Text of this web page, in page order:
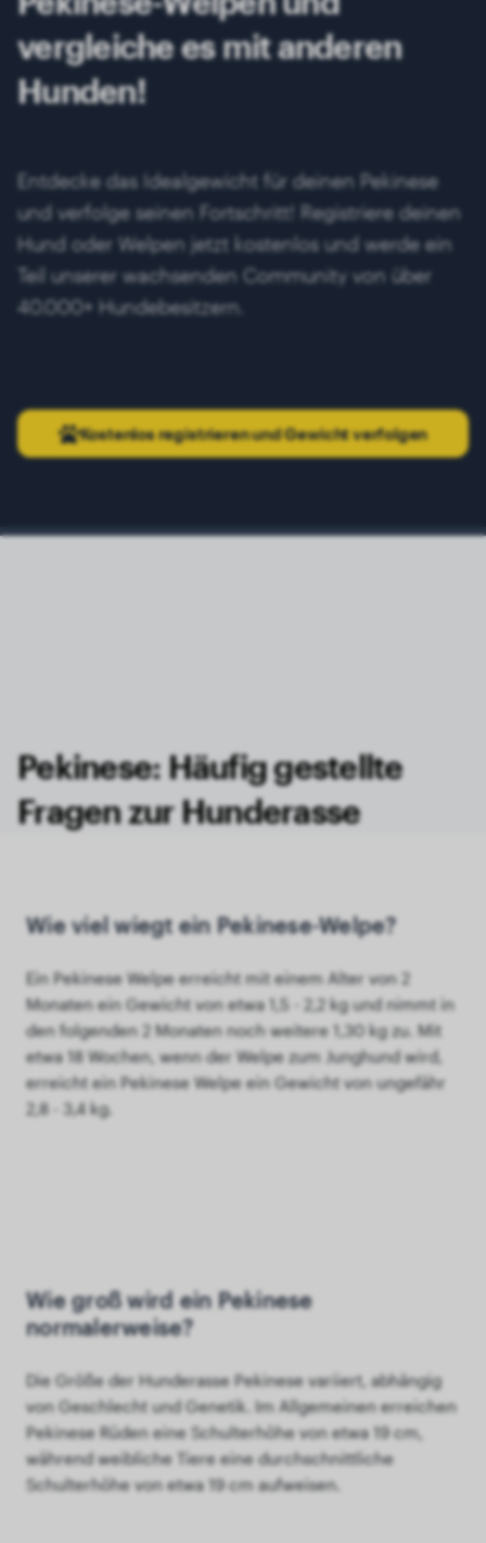
vergleiche es mit anderen
Hunden!
Entdecke das Idealgewicht für deinen Pekinese
und verfolge seinen Fortschritt! Registriere deinen
Hund oder Welpen jetzt kostenlos und werde ein
Teil unserer wachsenden Community von über
40.000+ Hundebesitzern.
Kostenlos registrieren und Gewicht verfolgen
Pekinese: Häufig gestellte
Fragen zur Hunderasse
Wie viel wiegt ein Pekinese-Welpe?
Ein Pekinese Welpe erreicht mit einem Alter von 2
Monaten ein Gewicht von etwa 1,5 - 2,2 kg und nimmt in
den folgenden 2 Monaten noch weitere 1,30 kg zu. Mit
etwa 18 Wochen, wenn der Welpe zum Junghund wird,
erreicht ein Pekinese Welpe ein Gewicht von ungefähr
2,8 - 3,4 kg.
Wie groß wird ein Pekinese
normalerweise?
Die Größe der Hunderasse Pekinese variiert, abhängig
von Geschlecht und Genetik. Im Allgemeinen erreichen
Pekinese Rüden eine Schulterhöhe von etwa 19 cm,
während weibliche Tiere eine durchschnittliche
Schulterhöhe von etwa 19 cm aufweisen.